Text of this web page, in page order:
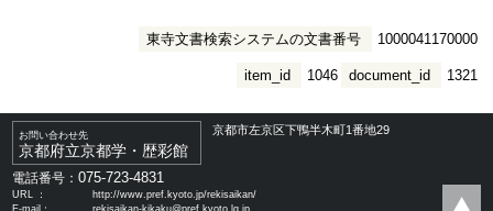
東寺文書検索システムの文書番号 1000041170000
document_id 1321
item_id 1046
お問い合わせ先
京都府立京都学・歴彩館
京都市左京区下鴨半木町1番地29
電話番号：075-723-4831
URL ：
http://www.pref.kyoto.jp/rekisaikan/
E-mail：
rekisaikan-kikaku@pref.kyoto.lg.jp